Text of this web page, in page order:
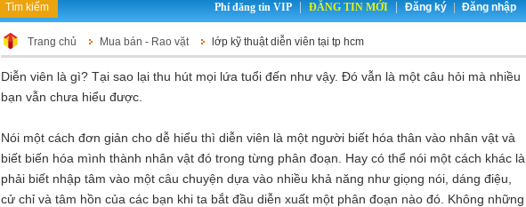
Đăng ký Đăng nhập
Phí đăng tin VIP ĐĂNG TIN MỚI
Trang chủ Mua bán - Rao vặt lớp kỹ thuật diễn viên tại tp hcm
Diễn viên là gì? Tại sao lại thu hút mọi lứa tuổi đến như vậy. Đó vẫn là một câu hỏi mà nhiều
bạn vẫn chưa hiểu được.
Nói một cách đơn giản cho dễ hiểu thì diễn viên là một người biết hóa thân vào nhân vật và
biết biến hóa mình thành nhân vật đó trong từng phân đoạn. Hay có thể nói một cách khác là
phải biết nhập tâm vào một câu chuyện dựa vào nhiều khả năng như giọng nói, dáng điệu,
cử chỉ và tâm hồn của các bạn khi ta bắt đầu diễn xuất một phân đoạn nào đó. Không những